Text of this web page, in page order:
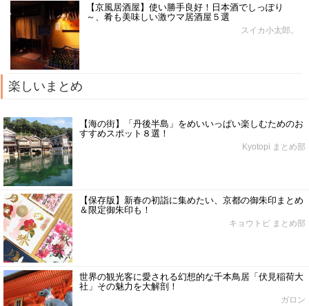
【京風居酒屋】使い勝手良好！日本酒でしっぽり
～、肴も美味しい激ウマ居酒屋５選
スイカ小太郎。
楽しいまとめ
【海の街】「丹後半島」をめいいっぱい楽しむためのお
すすめスポット８選！
Kyotopi まとめ部
【保存版】新春の初詣に集めたい、京都の御朱印まとめ
＆限定御朱印も！
キョウトピ まとめ部
世界の観光客に愛される幻想的な千本鳥居「伏見稲荷大
社」その魅力を大解剖！
ガロン